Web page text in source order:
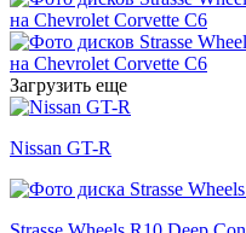
Загрузить еще
Nissan GT-R